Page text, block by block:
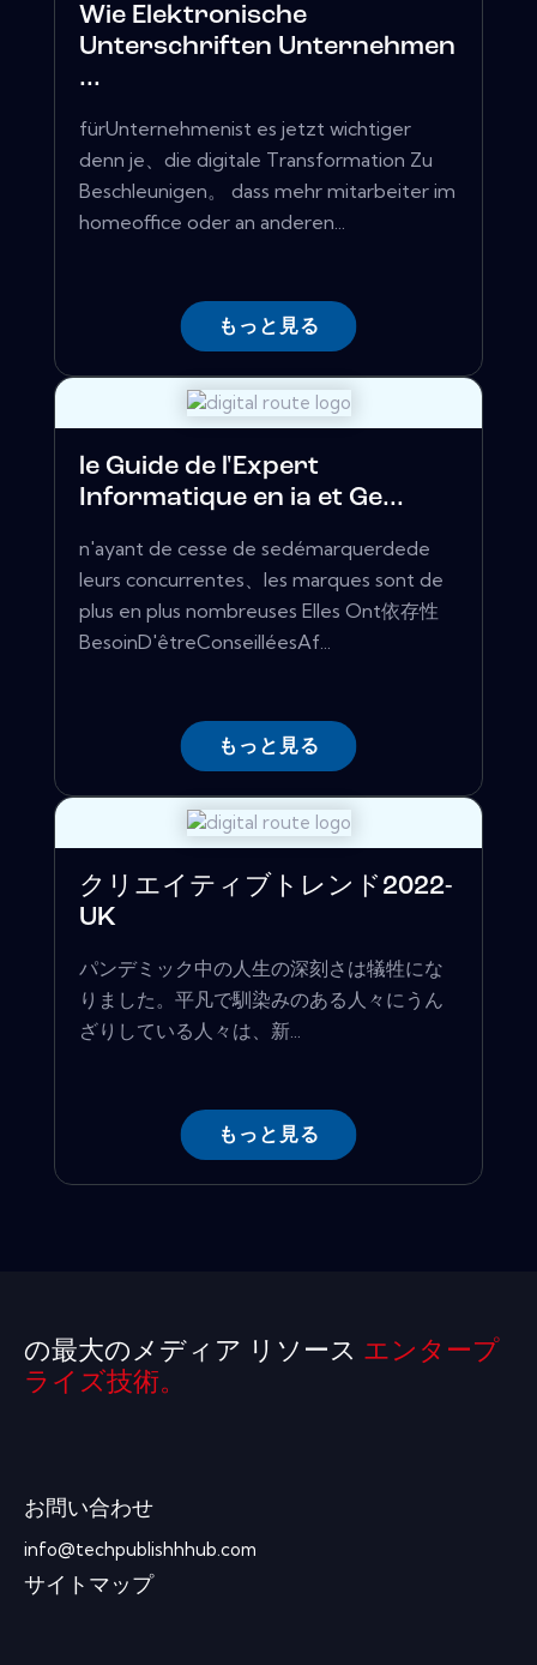
Wie Elektronische
Unterschriften Unternehmen
...
fürUnternehmenist es jetzt wichtiger
denn je、die digitale Transformation Zu
Beschleunigen。 dass mehr mitarbeiter im
homeoffice oder an anderen...
もっと見る
le Guide de l'Expert
Informatique en ia et Ge...
n'ayant de cesse de sedémarquerdede
leurs concurrentes、les marques sont de
plus en plus nombreuses Elles Ont依存性
BesoinD'êtreConseilléesAf...
もっと見る
クリエイティブトレンド2022-
UK
パンデミック中の人生の深刻さは犠牲にな
りました。平凡で馴染みのある人々にうん
ざりしている人々は、新...
もっと見る
の最大のメディア リソース エンタープ
ライズ技術。
お問い合わせ
info@techpublishhhub.com
サイトマップ